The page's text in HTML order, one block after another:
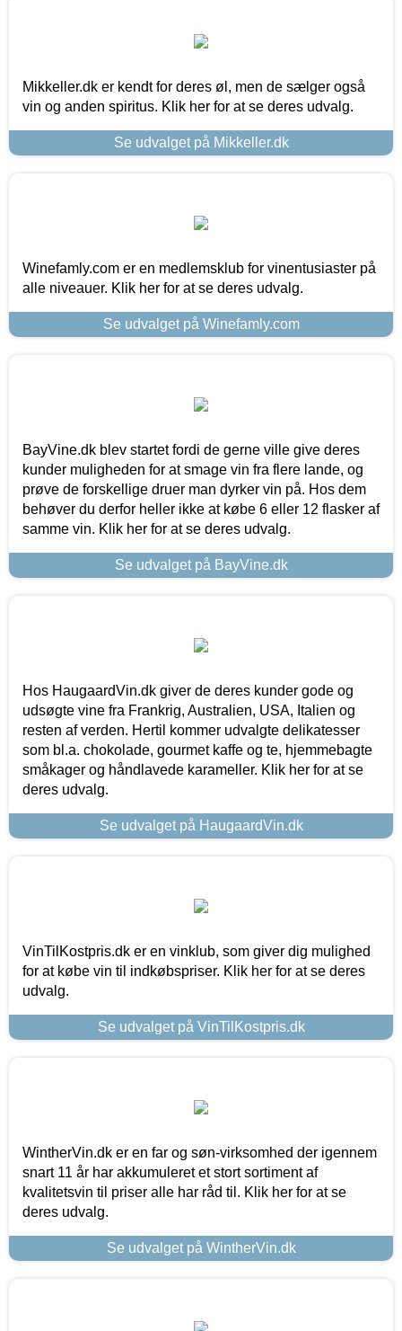
Mikkeller.dk er kendt for deres øl, men de sælger også
vin og anden spiritus. Klik her for at se deres udvalg.
Se udvalget på Mikkeller.dk
Winefamly.com er en medlemsklub for vinentusiaster på
alle niveauer. Klik her for at se deres udvalg.
Se udvalget på Winefamly.com
BayVine.dk blev startet fordi de gerne ville give deres
kunder muligheden for at smage vin fra flere lande, og
prøve de forskellige druer man dyrker vin på. Hos dem
behøver du derfor heller ikke at købe 6 eller 12 flasker af
samme vin. Klik her for at se deres udvalg.
Se udvalget på BayVine.dk
Hos HaugaardVin.dk giver de deres kunder gode og
udsøgte vine fra Frankrig, Australien, USA, Italien og
resten af verden. Hertil kommer udvalgte delikatesser
som bl.a. chokolade, gourmet kaffe og te, hjemmebagte
småkager og håndlavede karameller. Klik her for at se
deres udvalg.
Se udvalget på HaugaardVin.dk
VinTilKostpris.dk er en vinklub, som giver dig mulighed
for at købe vin til indkøbspriser. Klik her for at se deres
udvalg.
Se udvalget på VinTilKostpris.dk
WintherVin.dk er en far og søn-virksomhed der igennem
snart 11 år har akkumuleret et stort sortiment af
kvalitetsvin til priser alle har råd til. Klik her for at se
deres udvalg.
Se udvalget på WintherVin.dk